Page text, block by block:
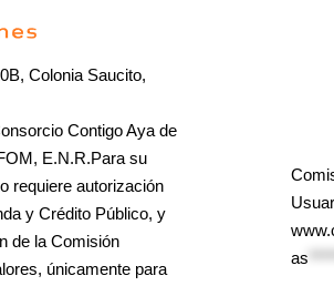
Colonia Saucito,
Contigo Aya de
E.N.R.Para su
requiere autorización
y Crédito Público, y
de la Comisión
únicamente para
as